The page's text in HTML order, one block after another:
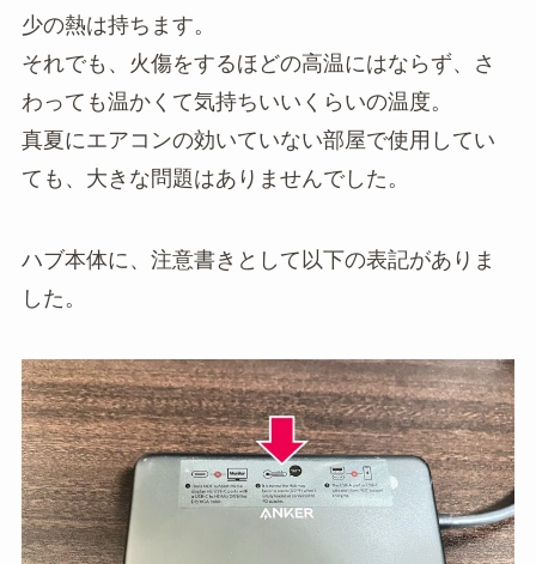
少の熱は持ちます。
それでも、火傷をするほどの高温にはならず、さ
わっても温かくて気持ちいいくらいの温度。
真夏にエアコンの効いていない部屋で使用してい
ても、大きな問題はありませんでした。
ハブ本体に、注意書きとして以下の表記がありま
した。